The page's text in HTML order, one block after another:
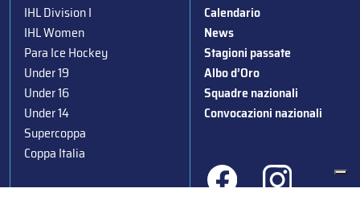
IHL Division I
IHL Women
Para Ice Hockey
Under 19
Under 16
Under 14
Supercoppa
Coppa Italia
Calendario
News
Stagioni passate
Albo d’Oro
Squadre nazionali
Convocazioni nazionali